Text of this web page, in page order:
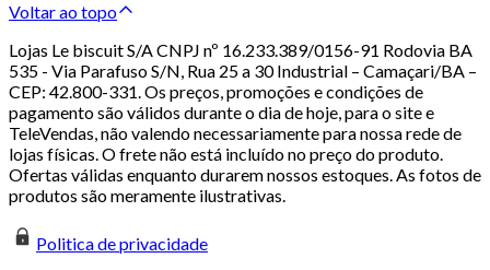
Voltar ao topo
Lojas Le biscuit S/A CNPJ nº 16.233.389/0156-91 Rodovia BA
535 - Via Parafuso S/N, Rua 25 a 30 Industrial – Camaçari/BA –
CEP: 42.800-331. Os preços, promoções e condições de
pagamento são válidos durante o dia de hoje, para o site e
TeleVendas, não valendo necessariamente para nossa rede de
lojas físicas. O frete não está incluído no preço do produto.
Ofertas válidas enquanto durarem nossos estoques. As fotos de
produtos são meramente ilustrativas.
Politica de privacidade